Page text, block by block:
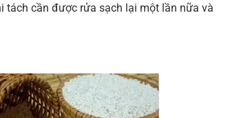
tách cần được rửa sạch lại một lần nữa và